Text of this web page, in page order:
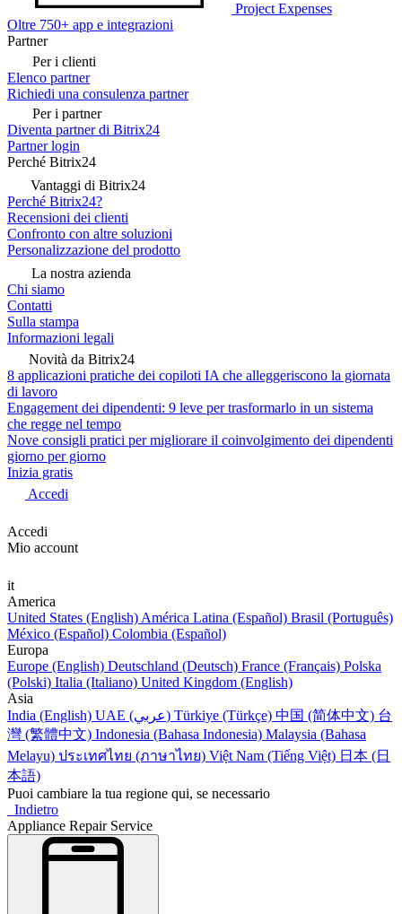
Project Expenses
Oltre 750+ app e integrazioni
Partner
Per i clienti
Elenco partner
Richiedi una consulenza partner
Per i partner
Diventa partner di Bitrix24
Partner login
Perché Bitrix24
Vantaggi di Bitrix24
Perché Bitrix24?
Recensioni dei clienti
Confronto con altre soluzioni
Personalizzazione del prodotto
La nostra azienda
Chi siamo
Contatti
Sulla stampa
Informazioni legali
Novità da Bitrix24
8 applicazioni pratiche dei copiloti IA che alleggeriscono la giornata
di lavoro
Engagement dei dipendenti: 9 leve per trasformarlo in un sistema
che regge nel tempo
Nove consigli pratici per migliorare il coinvolgimento dei dipendenti
giorno per giorno
Inizia gratis
Accedi
Accedi
Mio account
it
America
United States (English) América Latina (Español) Brasil (Português)
México (Español) Colombia (Español)
Europa
Europe (English) Deutschland (Deutsch) France (Français) Polska
(Polski) Italia (Italiano) United Kingdom (English)
Asia
India (English)
UAE (عربي) Türkiye (Türkçe) 中国 (简体中文) 台
灣 (繁體中文) Indonesia (Bahasa Indonesia) Malaysia (Bahasa
Melayu) ประเทศไทย (ภาษาไทย) Việt Nam (Tiếng Việt) 日本 (日
本語)
Puoi cambiare la tua regione qui, se necessario
Indietro
Appliance Repair Service